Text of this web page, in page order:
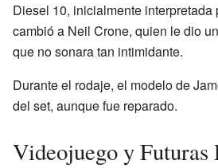
Diesel 10, inicialmente interpretada
cambió a Neil Crone, quien le dio
que no sonara tan intimidante.
Durante el rodaje, el modelo de
del set, aunque fue reparado.
Videojuego y Futuras